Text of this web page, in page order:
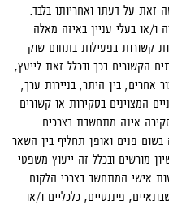
זאת על דעתו ואחריותו בלבד.
או בעלי עניין באיזה מאלה
קשורות בפעילות בתחום שוק
הקשורים בכך ובכלל זאת לייעץ,
אחרים, בין היתר, בניירות ערך,
המצוינים בסקירות או קשורים
אינה מתחשבת בצרכים
בשום פנים ואופן תחליף בין השאר
מורשים ובכלל זה ייעוץ משפטי
אישי המתחשב בצרכי הלקוח
פיננסיים, כלכליים ו/או